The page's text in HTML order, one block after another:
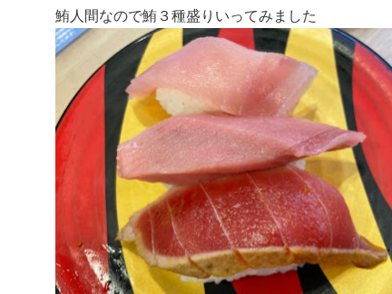
鮪人間なので鮪３種盛りいってみました